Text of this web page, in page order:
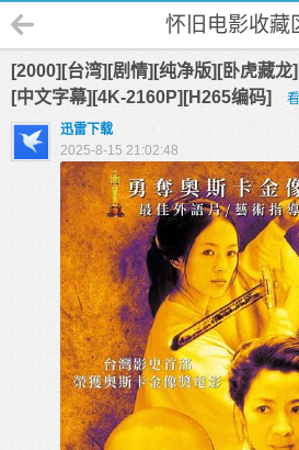
怀旧电影收藏
[2000][台湾][剧情][纯净版][卧虎藏
[中文字幕][4K-2160P][H265编码]
迅雷下载
2025-8-15 21:02:48